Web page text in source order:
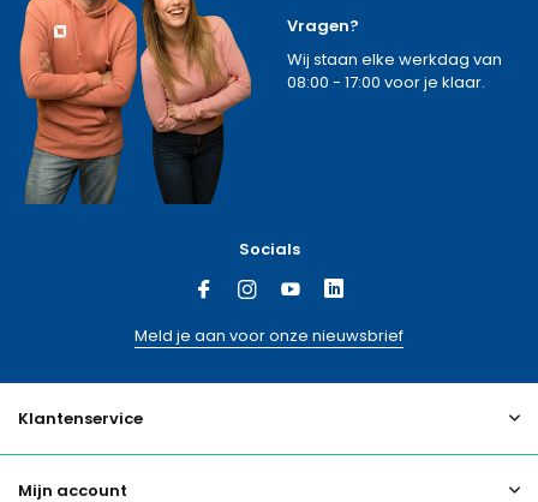
Vragen?
Wij staan elke werkdag van
08:00 - 17:00 voor je klaar.
Socials
Meld je aan voor onze nieuwsbrief
Klantenservice
Mijn account